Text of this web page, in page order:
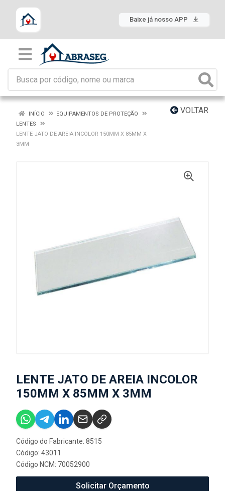
Baixe já nosso APP
VOLTAR
INÍCIO
EQUIPAMENTOS DE PROTEÇÃO
LENTES
LENTE JATO DE AREIA INCOLOR 150MM X 85MM X
3MM
LENTE JATO DE AREIA INCOLOR
150MM X 85MM X 3MM
Código do Fabricante: 8515
Código: 43011
Código NCM: 70052900
Solicitar Orçamento